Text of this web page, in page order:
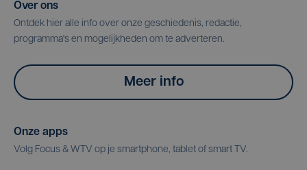
Over ons
Ontdek hier alle info over onze geschiedenis, redactie,
programma's en mogelijkheden om te adverteren.
Meer info
Onze apps
Volg Focus & WTV op je smartphone, tablet of smart TV.